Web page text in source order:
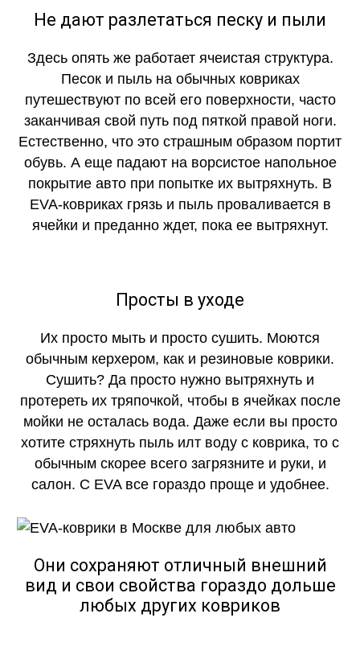
Не дают разлетаться песку и пыли
Здесь опять же работает ячеистая структура.
Песок и пыль на обычных ковриках
путешествуют по всей его поверхности, часто
заканчивая свой путь под пяткой правой ноги.
Естественно, что это страшным образом портит
обувь. А еще падают на ворсистое напольное
покрытие авто при попытке их вытряхнуть. В
EVA-ковриках грязь и пыль проваливается в
ячейки и преданно ждет, пока ее вытряхнут.
Просты в уходе
Их просто мыть и просто сушить. Моются
обычным керхером, как и резиновые коврики.
Сушить? Да просто нужно вытряхнуть и
протереть их тряпочкой, чтобы в ячейках после
мойки не осталась вода. Даже если вы просто
хотите стряхнуть пыль илт воду с коврика, то с
обычным скорее всего загрязните и руки, и
салон. С EVA все гораздо проще и удобнее.
Они сохраняют отличный внешний
вид и свои свойства гораздо дольше
любых других ковриков